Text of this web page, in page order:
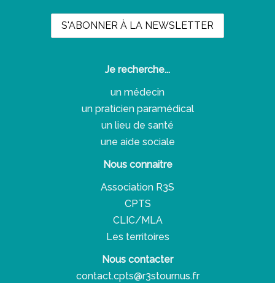
Je recherche...
un médecin
un praticien paramédical
un lieu de santé
une aide sociale
Nous connaitre
Association R3S
CPTS
CLIC/MLA
Les territoires
Nous contacter
contact.cpts@r3stournus.fr